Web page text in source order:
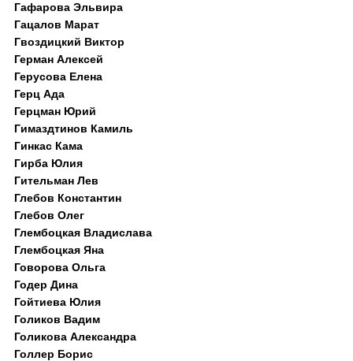
Гафарова Эльвира
Гацалов Марат
Гвоздицкий Виктор
Герман Алексей
Герусова Елена
Герц Ада
Герцман Юрий
Гимаздтинов Камиль
Гинкас Кама
Гирба Юлия
Гительман Лев
Глебов Константин
Глебов Олег
Глембоцкая Владислава
Глембоцкая Яна
Говорова Ольга
Годер Дина
Гойтиева Юлия
Голиков Вадим
Голикова Александра
Голлер Борис